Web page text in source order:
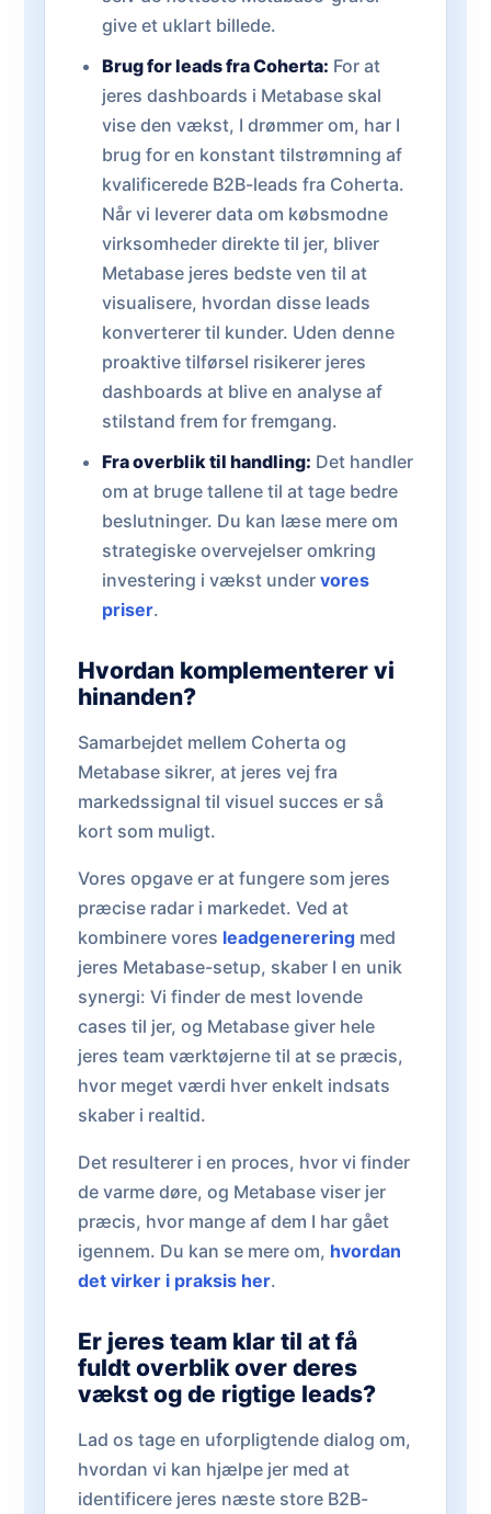
give et uklart billede.
Brug for leads fra Coherta: For at
jeres dashboards i Metabase skal
vise den vækst, I drømmer om, har I
brug for en konstant tilstrømning af
kvalificerede B2B-leads fra Coherta.
Når vi leverer data om købsmodne
virksomheder direkte til jer, bliver
Metabase jeres bedste ven til at
visualisere, hvordan disse leads
konverterer til kunder. Uden denne
proaktive tilførsel risikerer jeres
dashboards at blive en analyse af
stilstand frem for fremgang.
Fra overblik til handling: Det handler
om at bruge tallene til at tage bedre
beslutninger. Du kan læse mere om
strategiske overvejelser omkring
investering i vækst under vores
priser.
Hvordan komplementerer vi
hinanden?
Samarbejdet mellem Coherta og
Metabase sikrer, at jeres vej fra
markedssignal til visuel succes er så
kort som muligt.
Vores opgave er at fungere som jeres
præcise radar i markedet. Ved at
kombinere vores leadgenerering med
jeres Metabase-setup, skaber I en unik
synergi: Vi finder de mest lovende
cases til jer, og Metabase giver hele
jeres team værktøjerne til at se præcis,
hvor meget værdi hver enkelt indsats
skaber i realtid.
Det resulterer i en proces, hvor vi finder
de varme døre, og Metabase viser jer
præcis, hvor mange af dem I har gået
igennem. Du kan se mere om, hvordan
det virker i praksis her.
Er jeres team klar til at få
fuldt overblik over deres
vækst og de rigtige leads?
Lad os tage en uforpligtende dialog om,
hvordan vi kan hjælpe jer med at
identificere jeres næste store B2B-